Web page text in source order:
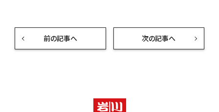
前の記事へ 次の記事へ